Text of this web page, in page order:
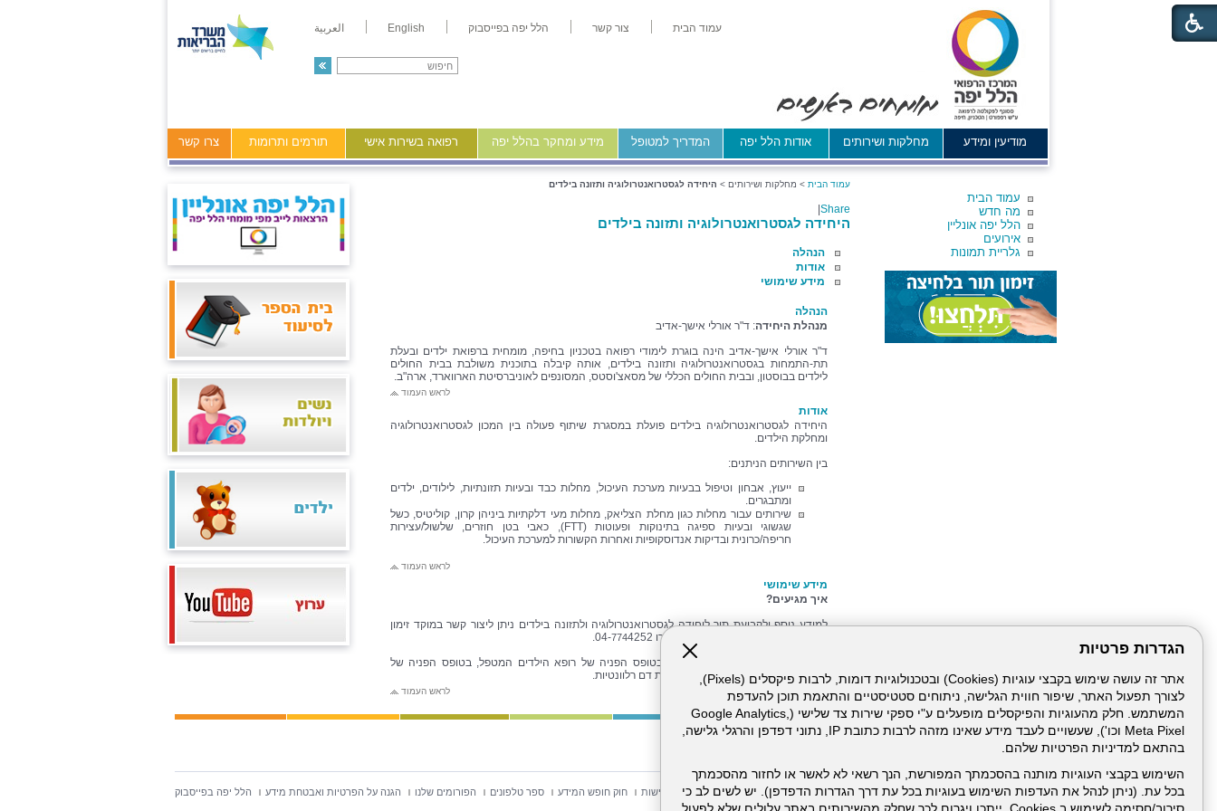
הגדרות פרטיות
אתר זה עושה שימוש בקבצי עוגיות (Cookies) ובטכנולוגיות דומות, לרבות פיקסלים (Pixels),
לצורך תפעול האתר, שיפור חווית הגלישה, ניתוחים סטטיסטיים והתאמת תוכן להעדפת
המשתמש. חלק מהעוגיות והפיקסלים מופעלים ע"י ספקי שירות צד שלישי (Google Analytics,
Meta Pixel וכו'), שעשויים לעבד מידע שאינו מזהה לרבות כתובת IP, נתוני דפדפן והרגלי גלישה,
בהתאם למדיניות הפרטיות שלהם.
השימוש בקבצי העוגיות מותנה בהסכמתך המפורשת, הנך רשאי לא לאשר או לחזור מהסכמתך
בכל עת. (ניתן לנהל את העדפות השימוש בעוגיות בכל עת דרך הגדרות הדפדפן). יש לשים לב כי
עמוד הבית צור קשר הלל יפה בפייסבוק English العربية
מודיעין ומידע מחלקות ושירותים אודות הלל יפה המדריך למטופל מידע ומחקר בהלל יפה רפואה בשירות אישי תורמים ותרומות צרו קשר
עמוד הבית
מה חדש
הלל יפה אונליין
אירועים
גלריית תמונות
עמוד הבית > מחלקות ושירותים > היחידה לגסטרואנטרולוגיה ותזונה בילדים
Share
היחידה לגסטרואנטרולוגיה ותזונה בילדים
הנהלה
אודות
מידע שימושי
הנהלה
מנהלת היחידה: ד"ר אורלי אישך-אדיב
ד"ר אורלי אישך-אדיב הינה בוגרת לימודי רפואה בטכניון בחיפה, מומחית ברפואת ילדים ובעלת
תת-התמחות בגסטרואנטרולוגיה ותזונה בילדים, אותה קיבלה בתוכנית משולבת בבית החולים
לילדים בבוסטון, ובבית החולים הכללי של מסאצ'וסטס, המסונפים לאוניברסיטת הארווארד, ארה"ב.
לראש העמוד
אודות
היחידה לגסטרואנטרולוגיה בילדים פועלת במסגרת שיתוף פעולה בין המכון לגסטרואנטרולוגיה
ומחלקת הילדים.
בין השירותים הניתנים:
ייעוץ, אבחון וטיפול בבעיות מערכת העיכול, מחלות כבד ובעיות תזונתיות, לילודים, ילדים
ומתבגרים.
שירותים עבור מחלות כגון מחלת הצליאק, מחלות מעי דלקתיות ביניהן קרון, קוליטיס, כשל
שגשוגי ובעיות ספיגה בתינוקות ופעוטות (FTT), כאבי בטן חוזרים, שלשול/עצירות
חריפה/כרונית ובדיקות אנדוסקופיות ואחרות הקשורות למערכת העיכול.
לראש העמוד
מידע שימושי
איך מגיעים?
למידע נוסף ולקביעת תור ליחידה לגסטרואנטרולוגיה ולתזונה בילדים ניתן ליצור קשר במוקד זימון
תורים של בית החולים, בטלפון שמספרו 04-
7744252.
בעת ההגעה למרפאה יש להצטייד בטופס הפניה של רופא הילדים המטפל, בטופס הפניה של
המבטח הרפואי (טופס 17) וכן בבדיקות דם רלוונטיות.
לראש העמוד
-
בניית
אתרים,
בניית
עמוד הבית תנאי שימוש באתר מפת אתר הצהרת נגישות חוק חופש המידע ספר טלפונים הפורומים שלנו הגנה על הפרטיות ואבטחת מידע הלל יפה בפייסבוק